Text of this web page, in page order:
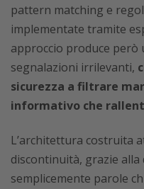
pattern matching e
implementate tramite
approccio produce però
segnalazioni irrilevanti,
sicurezza a filtrare
informativo che
L’architettura costruita
discontinuità, grazie alla
semplicemente parole